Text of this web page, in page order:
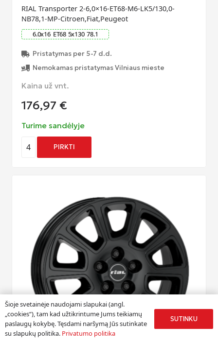
RIAL Transporter 2-6,0×16-ET68-M6-LK5/130,0-
NB78,1-MP-Citroen,Fiat,Peugeot
6.0x16 ET68 5x130 78.1
Pristatymas per 5-7 d.d.
Nemokamas pristatymas Vilniaus mieste
Kaina už vnt.
176,97 €
Turime sandėlyje
4 PIRKTI
Šioje svetainėje naudojami slapukai (angl.
„cookies“), tam kad užtikrintume Jums teikiamų
paslaugų kokybę. Tęsdami naršymą Jūs sutinkate
su slapukų politika. Privatumo politika
SUTINKU